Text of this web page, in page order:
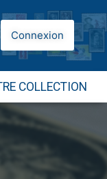
Connexion
COLLECTION